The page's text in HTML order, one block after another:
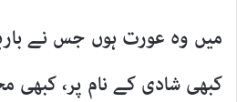
میں وہ عورت ہوں جس نے
کبھی شادی کے نام پر،